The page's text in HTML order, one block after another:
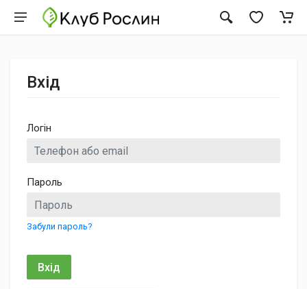
Вхід
Логін
Пароль
Забули пароль?
Вхід